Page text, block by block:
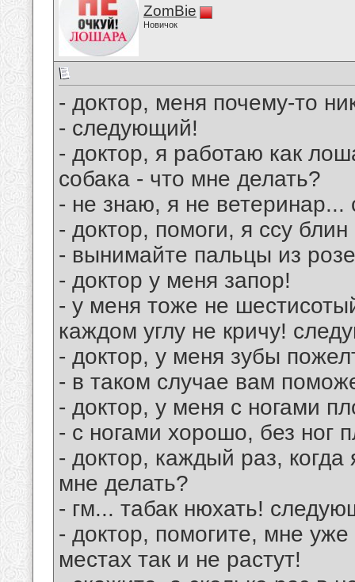
ZomBie
Новичок
- доктор, меня почему-то
- следующий!
- доктор, я работаю как
собака - что мне делать?
- не знаю, я не
- доктор, помоги, я ссу блин
- вынимайте пальцы из
- доктор у меня запор!
- у меня тоже не
каждом углу не кричу!
- доктор, у меня зубы
- в таком случае вам
- доктор, у меня с ногами
- с ногами хорошо, без ног
- доктор, каждый раз,
мне делать?
- гм... табак нюхать!
- доктор, помогите, мне
местах так и не растут!